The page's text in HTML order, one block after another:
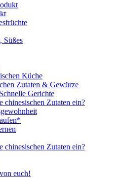
Süßes
Küche
Zutaten & Gewürze
Gerichte
chinesischen Zutaten ein?
chinesischen Zutaten ein?
euch!